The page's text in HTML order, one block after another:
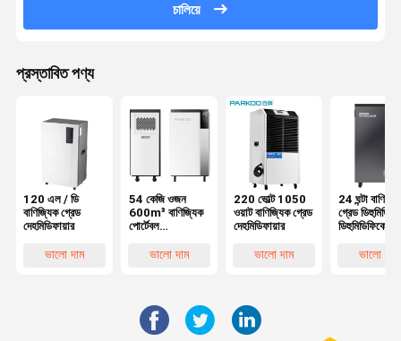
চালিয়ে
প্রস্তাবিত পণ্য
120 এল / ডি
বাণিজ্যিক গ্রেড
দেহমিডিফায়ার
ভালো দাম
54 কেজি ওজন
600m³ বাণিজ্যিক
পোর্টেবল
ভালো দাম
220 ভোল্ট 1050
ওয়াট বাণিজ্যিক গ্রেড
দেহমিডিফায়ার
ভালো দাম
24 ঘন্টা
গ্রেড
ডিহুমিডিফিকেশন
পর্যন্ত 4ভালো দাম